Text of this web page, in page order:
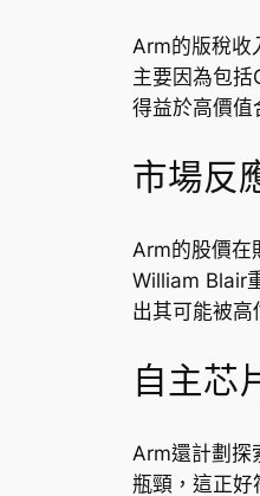
Arm的版稅收
主要因為包
得益於高價值
市場反
Arm的股價在
William Blair
出其可能被高
自主芯
Arm還計劃探
瓶頸，這正好